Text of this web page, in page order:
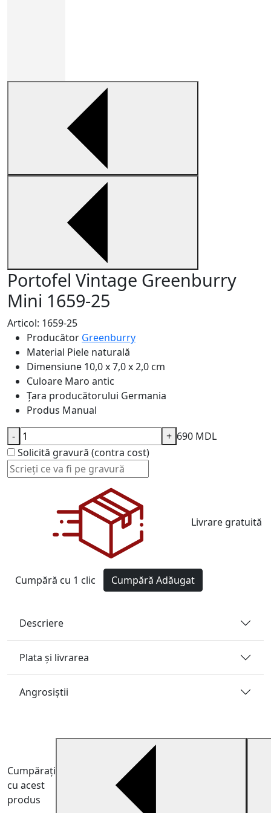
Portofel Vintage Greenburry
Mini 1659-25
Articol: 1659-25
Producător Greenburry
Material Piele naturală
Dimensiune 10,0 x 7,0 x 2,0 cm
Culoare Maro antic
Țara producătorului Germania
Produs Manual
690 MDL
Solicită gravură (contra cost)
- +
Livrare gratuită
Cumpără cu 1 clic Cumpără Adăugat
Descriere
Plata și livrarea
Angrosiştii
Cumpărați
cu acest
produs